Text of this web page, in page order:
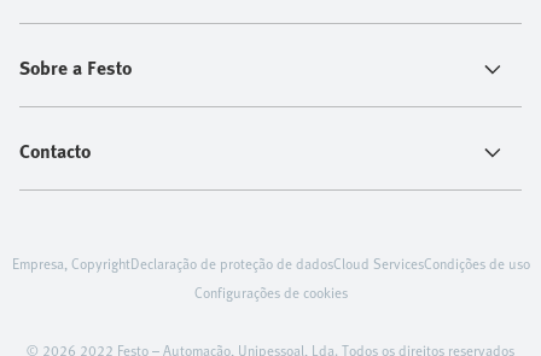
Sobre a Festo
Contacto
© 2026 2022 Festo – Automação, Unipessoal, Lda. Todos os direitos reservados
Empresa, CopyrightDeclaração de proteção de dadosCloud ServicesCondições de uso
Configurações de cookies